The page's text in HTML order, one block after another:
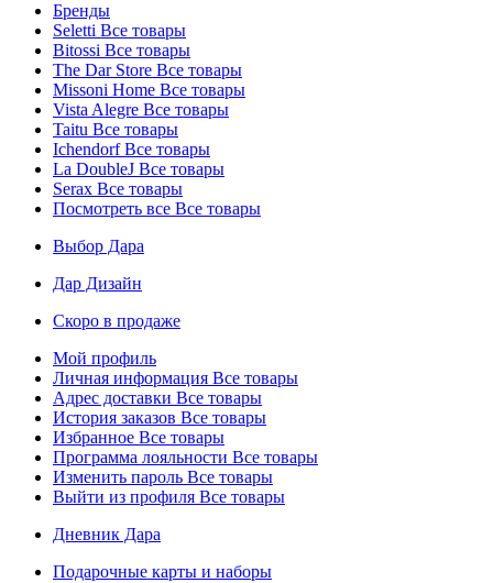
Бренды
Seletti Все товары
Bitossi Все товары
The Dar Store Все товары
Missoni Home Все товары
Vista Alegre Все товары
Taitu Все товары
IchendorfВсе товары
La DoubleJ Все товары
Serax Все товары
Посмотреть все Все товары
Выбор Дара
Дар Дизайн
Скоро в продаже
Мой профиль
Личная информация Все товары
Адрес доставки Все товары
История заказов Все товары
Избранное Все товары
Программа лояльности Все товары
Изменить пароль Все товары
Выйти из профиля Все товары
Дневник Дара
Подарочные карты и наборы